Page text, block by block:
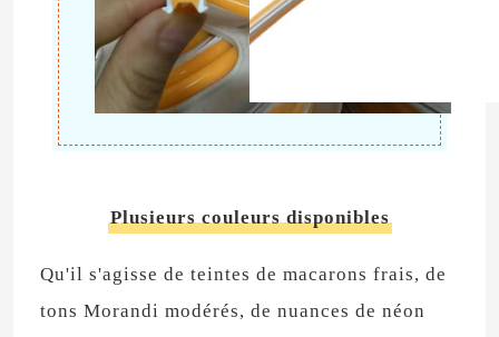
Plusieurs couleurs disponibles
Qu'il s'agisse de teintes de macarons frais, de
tons Morandi modérés, de nuances de néon